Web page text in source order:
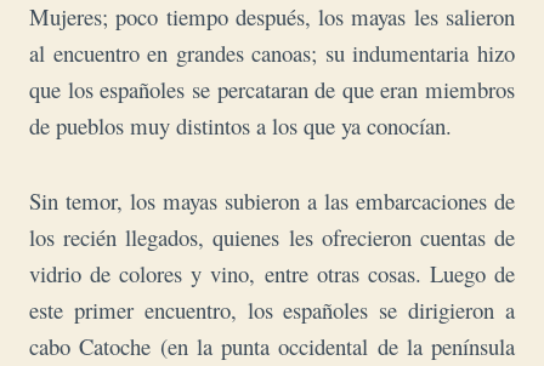
Mujeres; poco tiempo después, los mayas les salieron
al encuentro en grandes canoas; su indumentaria hizo
que los españoles se percataran de que eran miembros
de pueblos muy distintos a los que ya conocían.
Sin temor, los mayas subieron a las embarcaciones de
los recién llegados, quienes les ofrecieron cuentas de
vidrio de colores y vino, entre otras cosas. Luego de
este primer encuentro, los españoles se dirigieron a
cabo Catoche (en la punta occidental de la península